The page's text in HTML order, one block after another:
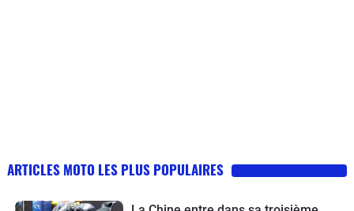
ARTICLES MOTO LES PLUS POPULAIRES